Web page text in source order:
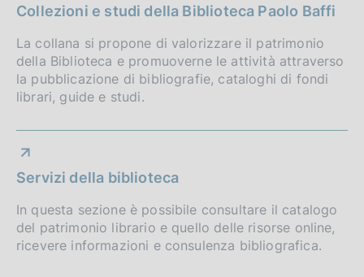
Collezioni e studi della Biblioteca Paolo Baffi
La collana si propone di valorizzare il patrimonio
della Biblioteca e promuoverne le attività attraverso
la pubblicazione di bibliografie, cataloghi di fondi
librari, guide e studi.
Servizi della biblioteca
In questa sezione è possibile consultare il catalogo
del patrimonio librario e quello delle risorse online,
ricevere informazioni e consulenza bibliografica.